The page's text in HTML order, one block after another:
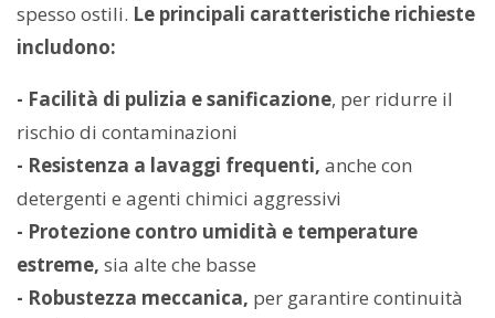
spesso ostili. Le principali caratteristiche richieste
includono:
- Facilità di pulizia e sanificazione, per ridurre il
rischio di contaminazioni
- Resistenza a lavaggi frequenti, anche con
detergenti e agenti chimici aggressivi
- Protezione contro umidità e temperature
estreme, sia alte che basse
- Robustezza meccanica, per garantire continuità